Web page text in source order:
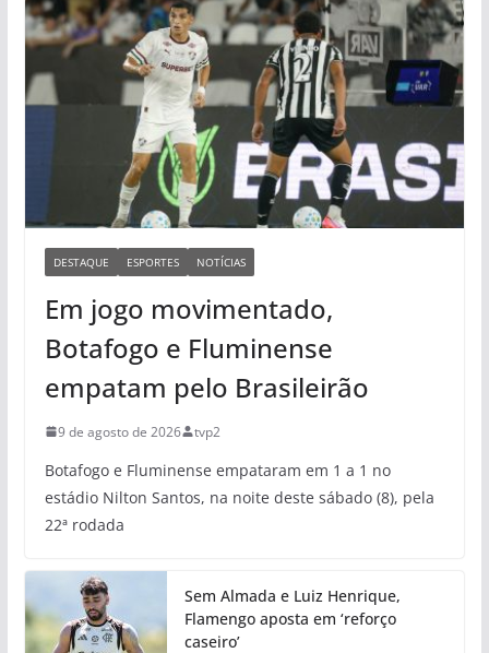
DESTAQUE ESPORTES NOTÍCIAS
Em jogo movimentado,
Botafogo e Fluminense
empatam pelo Brasileirão
9 de agosto de 2026 tvp2
Botafogo e Fluminense empataram em 1 a 1 no
estádio Nilton Santos, na noite deste sábado (8), pela
22ª rodada
Sem Almada e Luiz Henrique,
Flamengo aposta em ‘reforço
caseiro’